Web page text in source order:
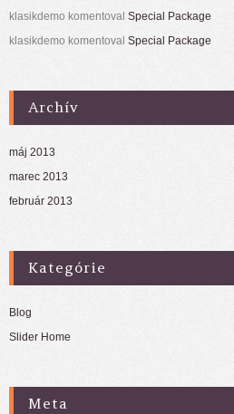
klasikdemo komentoval Special Package
klasikdemo komentoval Special Package
Archív
máj 2013
marec 2013
február 2013
Kategórie
Blog
Slider Home
Meta